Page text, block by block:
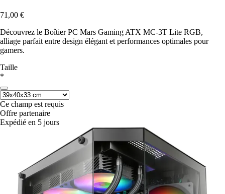
71,00 €
Découvrez le Boîtier PC Mars Gaming ATX MC-3T Lite RGB,
alliage parfait entre design élégant et performances optimales pour
gamers.
Taille
*
Ce champ est requis
Offre partenaire
Expédié en 5 jours